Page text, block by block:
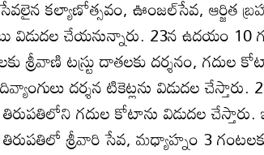
సేవలైన కల్యాణోత్సవం, ఊంజల్‌సేవ, ఆర్జిత
విడుదల చేయనున్నారు. 23న ఉదయం 10
శ్రీవాణి టస్ర్టు దాతలకు దర్శనం,
దివ్యాంగులు దర్శన టికెట్లను విడుదల
గదుల కోటాను విడుదల
శ్రీవారి సేవ, మధ్యాహ్నం 3